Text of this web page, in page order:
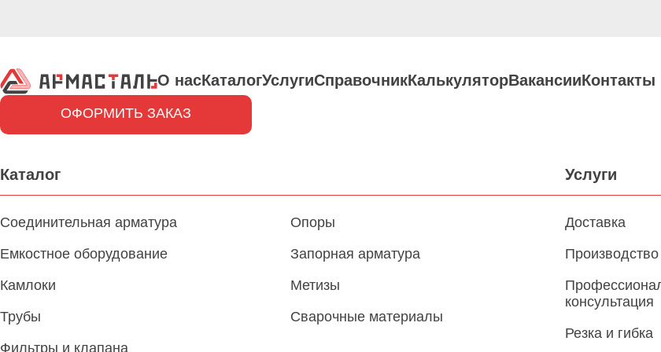
О насКаталогУслугиСправочникКалькуляторВакансииКонтакты
ОФОРМИТЬ ЗАКАЗ
Каталог
Соединительная арматура
Емкостное оборудование
Камлоки
Трубы
Фильтры и клапана
Опоры
Запорная арматура
Метизы
Сварочные материалы
Услуги
Доставка
Производство
консультация
Резка и гибка